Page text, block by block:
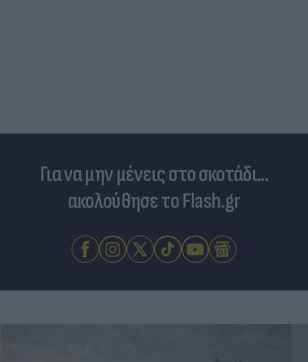
Για να μην μένεις στο σκοτάδι...
ακολούθησε το Flash.gr